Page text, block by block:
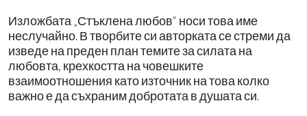
Изложбата „Стъклена любов“ носи това име
неслучайно. В творбите си авторката се стреми да
изведе на преден план темите за силата на
любовта, крехкостта на човешките
взаимоотношения като източник на това колко
важно е да съхраним добротата в душата си.